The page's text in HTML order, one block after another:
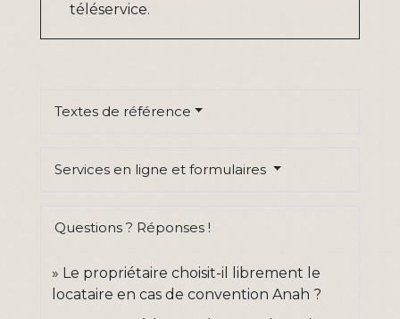
téléservice.
Textes de référence
Services en ligne et formulaires
Questions ? Réponses !
Le propriétaire choisit-il librement le
locataire en cas de convention Anah ?